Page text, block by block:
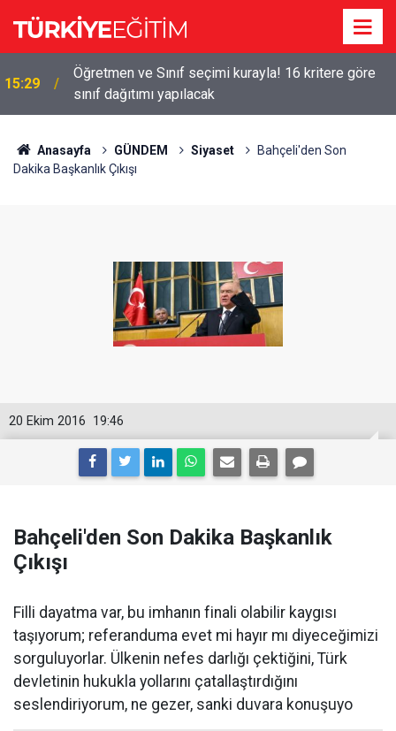
15:29
Öğretmen ve Sınıf seçimi kurayla! 16 kritere göre
sınıf dağıtımı yapılacak
Anasayfa GÜNDEM Siyaset
Bahçeli'den Son
Dakika Başkanlık Çıkışı
19:46
20 Ekim 2016
Bahçeli'den Son Dakika Başkanlık
Çıkışı
Filli dayatma var, bu imhanın finali olabilir kaygısı
taşıyorum; referanduma evet mi hayır mı diyeceğimizi
sorguluyorlar. Ülkenin nefes darlığı çektiğini, Türk
devletinin hukukla yollarını çatallaştırdığını
seslendiriyorum, ne gezer, sanki duvara konuşuyo